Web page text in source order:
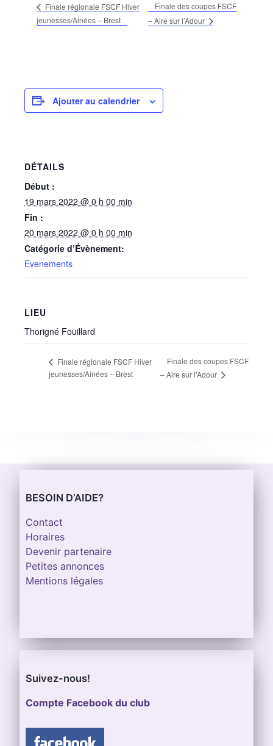
Finale régionale FSCF Hiver
jeunesses/Ainées – Brest
Finale des coupes FSCF
– Aire sur l’Adour
Ajouter au calendrier
DÉTAILS
Début :
19 mars 2022 @ 0 h 00 min
Fin :
20 mars 2022 @ 0 h 00 min
Catégorie d’Évènement:
Evenements
LIEU
Thorigné Fouillard
Finale régionale FSCF Hiver
jeunesses/Ainées – Brest
Finale des coupes FSCF
– Aire sur l’Adour
BESOIN D’AIDE?
Contact
Horaires
Devenir partenaire
Petites annonces
Mentions légales
Suivez-nous!
Compte Facebook du club